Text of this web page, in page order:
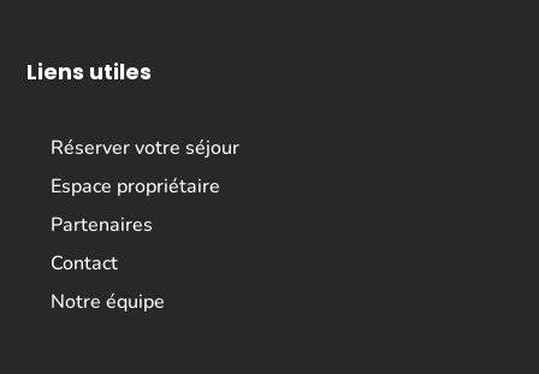
Liens utiles
Réserver votre séjour
Espace propriétaire
Partenaires
Contact
Notre équipe